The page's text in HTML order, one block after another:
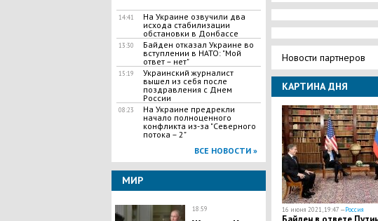
14:41
На Украине озвучили два
исхода стабилизации
обстановки в Донбассе
13:30
Байден отказал Украине во
вступлении в НАТО: "Мой
ответ – нет"
15:19
Украинский журналист
вышел из себя после
поздравления с Днем
России
08:23
На Украине предрекли
начало полноценного
конфликта из-за "Северного
потока – 2"
ВСЕ НОВОСТИ »
МИР
18:59
Новости партнеров
КАРТИНА ДНЯ
16 июня 2021, 19:47 —Россия